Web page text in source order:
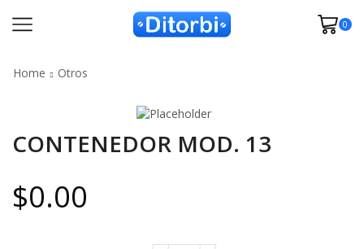
0
Home Otros
CONTENEDOR MOD. 13
$0.00